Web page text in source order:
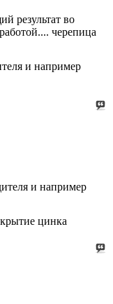
результат во
черепица
и например
и например
цинка